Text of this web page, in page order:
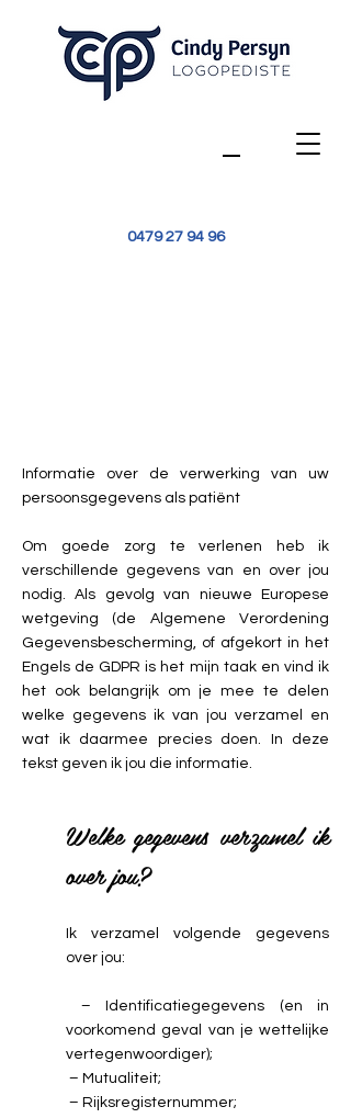
0479 27 94 96
Informatie over de verwerking van uw
persoonsgegevens als patiënt
Om goede zorg te verlenen heb ik
verschillende gegevens van en over jou
nodig. Als gevolg van nieuwe Europese
wetgeving (de Algemene Verordening
Gegevensbescherming, of afgekort in het
Engels de GDPR is het mijn taak en vind ik
het ook belangrijk om je mee te delen
welke gegevens ik van jou verzamel en
wat ik daarmee precies doen. In deze
tekst geven ik jou die informatie.
Welke gegevens verzamel ik
over jou?
Ik verzamel volgende gegevens
over jou:
– Identificatiegegevens (en in
voorkomend geval van je wettelijke
vertegenwoordiger);
– Mutualiteit;
– Rijksregisternummer;